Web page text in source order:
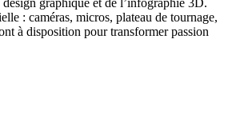
graphique et de l’infographie 3D.
: caméras, micros, plateau de tournage,
à disposition pour transformer passion